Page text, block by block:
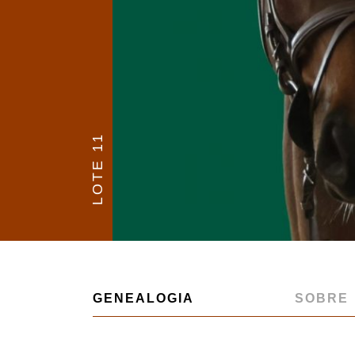
LOTE 11
GENEALOGIA SOBRE